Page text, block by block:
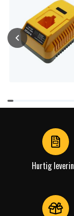
Item
1
Hurtig